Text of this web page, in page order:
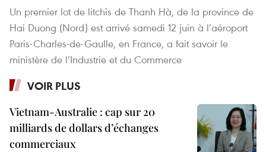
Un premier lot de litchis de Thanh Hà, de la province de
Hai Duong (Nord) est arrivé samedi 12 juin à l’aéroport
Paris-Charles-de-Gaulle, en France, a fait savoir le
ministère de l’Industrie et du Commerce
VOIR PLUS
Vietnam-Australie : cap sur 20
milliards de dollars d’échanges
commerciaux